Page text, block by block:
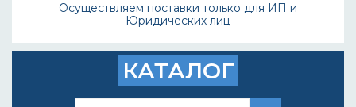
Осуществляем поставки только для ИП и
Юридических лиц
КАТАЛОГ